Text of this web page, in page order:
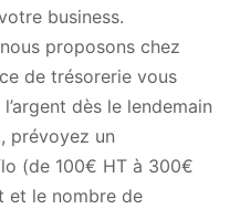
business.
proposons chez
de trésorerie vous
dès le lendemain
prévoyez un
(de 100€ HT à 300€
et le nombre de